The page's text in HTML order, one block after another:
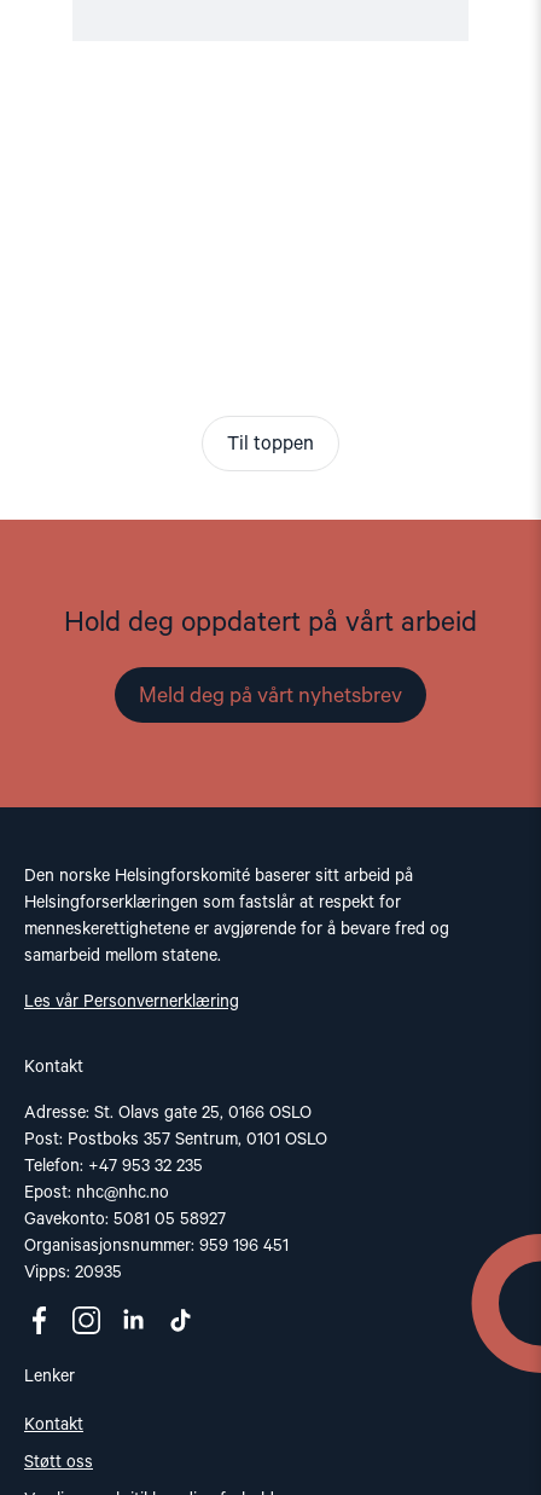
Til toppen
Hold deg oppdatert på vårt arbeid
Meld deg på vårt nyhetsbrev
Den norske Helsingforskomité baserer sitt arbeid på
Helsingforserklæringen som fastslår at respekt for
menneskerettighetene er avgjørende for å bevare fred og
samarbeid mellom statene.
Les vår Personvernerklæring
Kontakt
Adresse: St. Olavs gate 25, 0166 OSLO
Post: Postboks 357 Sentrum, 0101 OSLO
Telefon: +47 953 32 235
Epost: nhc@nhc.no
Gavekonto: 5081 05 58927
Organisasjonsnummer: 959 196 451
Vipps: 20935
Lenker
Kontakt
Støtt oss